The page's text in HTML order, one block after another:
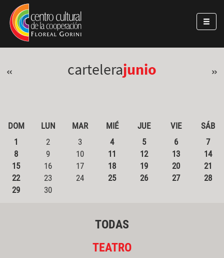
Pasar al contenido principal
Jump to main content
« cartelerajunio »
DOM LUN MAR MIÉ JUE VIE
SÁB
1
2 3 4 5 6
7
8
9 10 11 12 13
14
15
16 17 18 19 20
21
22
23 24 25 26 27
28
29
30
TODAS
TEATRO